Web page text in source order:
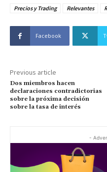
Precios y Trading
Relevantes
Facebook
Previous article
Dos miembros hacen
declaraciones contradictorias
sobre la próxima decisión
sobre la tasa de interés
-